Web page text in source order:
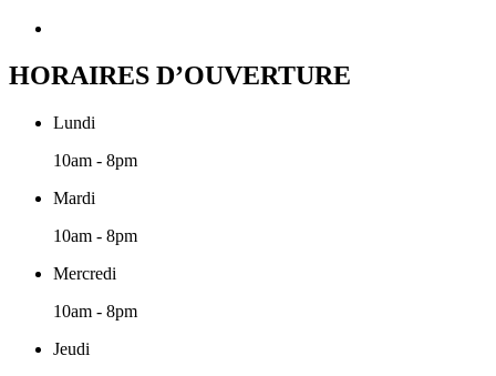
HORAIRES D’OUVERTURE
Lundi
10am - 8pm
Mardi
10am - 8pm
Mercredi
10am - 8pm
Jeudi